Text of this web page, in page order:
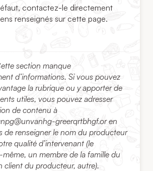
contactez-le directement
renseignés sur cette page.
section manque
d’informations. Si vous pouvez
la rubrique ou y apporter de
utiles, vous pouvez adresser
de contenu à
greerqrtbhgf.oren
de renseigner le nom du producteur
qualité d’intervenant (le
un membre de la famille du
client du producteur, autre).